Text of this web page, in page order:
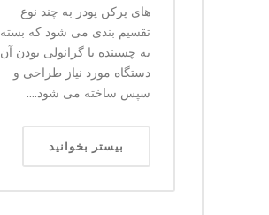
های پرکن پودر به چند نوع
تقسیم بندی می شود که بسته
به چسبنده یا گرانولی بودن آن
دستگاه مورد نیاز طراحی و
سپس ساخته می شود....
بیستر بخوانید